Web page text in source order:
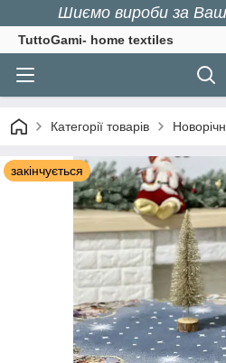
Шиємо вироби за
TuttoGami- home textiles
Категорії товарів
закінчується